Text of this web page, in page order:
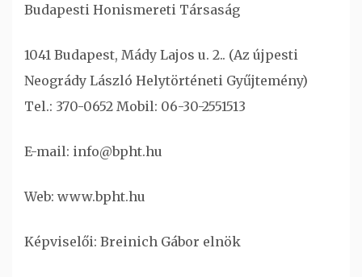
Budapesti Honismereti Társaság
1041 Budapest, Mády Lajos u. 2.. (Az újpesti
Neogrády László Helytörténeti Gyűjtemény)
Tel.: 370-0652 Mobil: 06-30-2551513
E-mail: info@bpht.hu
Web: www.bpht.hu
Képviselői: Breinich Gábor elnök